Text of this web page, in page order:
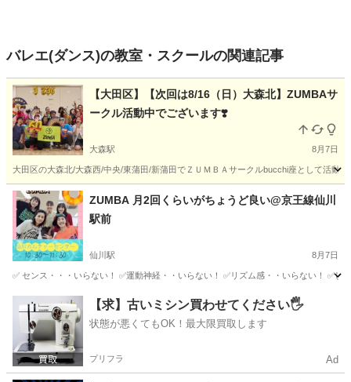
バレエ(ダンス)の教室・スクールの関連記事
【大田区】【次回は8/16（日）大森北】ZUMBAサ
ークル活動中でございます❣️
大森駅 8月7日
大田区の大森北/大森西/中央/東蒲田/新蒲田でＺＵＭＢＡサークルbucchi座として活動
東京 大田区 ズンバ ZUMBA
ZUMBA 月2回くらいがちょうど良い@京王線仙川
駅前
仙川駅 8月7日
✅ センス・・・いらない！ ✅運動神経・・いらない！ ✅リズム感・・いらない！ ✅
東京 調布市 仙川駅 ズンバ ZUMBA
【求】古いミシン買わせてください🖐️
状態が悪くてもOK！最大限買取します
プリフラ Ad